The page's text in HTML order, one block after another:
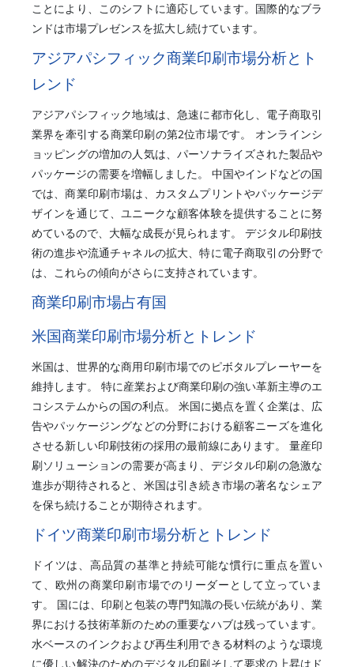
ことにより、このシフトに適応しています。国際的なブラ
ンドは市場プレゼンスを拡大し続けています。
アジアパシフィック商業印刷市場分析とト
レンド
アジアパシフィック地域は、急速に都市化し、電子商取引
業界を牽引する商業印刷の第2位市場です。 オンラインシ
ョッピングの増加の人気は、パーソナライズされた製品や
パッケージの需要を増幅しました。 中国やインドなどの国
では、商業印刷市場は、カスタムプリントやパッケージデ
ザインを通じて、ユニークな顧客体験を提供することに努
めているので、大幅な成長が見られます。 デジタル印刷技
術の進歩や流通チャネルの拡大、特に電子商取引の分野で
は、これらの傾向がさらに支持されています。
商業印刷市場占有国
米国商業印刷市場分析とトレンド
米国は、世界的な商用印刷市場でのピボタルプレーヤーを
維持します。 特に産業および商業印刷の強い革新主導のエ
コシステムからの国の利点。 米国に拠点を置く企業は、広
告やパッケージングなどの分野における顧客ニーズを進化
させる新しい印刷技術の採用の最前線にあります。 量産印
刷ソリューションの需要が高まり、デジタル印刷の急激な
進歩が期待されると、米国は引き続き市場の著名なシェア
を保ち続けることが期待されます。
ドイツ商業印刷市場分析とトレンド
ドイツは、高品質の基準と持続可能な慣行に重点を置い
て、欧州の商業印刷市場でのリーダーとして立っていま
す。 国には、印刷と包装の専門知識の長い伝統があり、業
界における技術革新のための重要なハブは残っています。
水ベースのインクおよび再生利用できる材料のような環境
に優しい解決のためのデジタル印刷そして要求の上昇はド